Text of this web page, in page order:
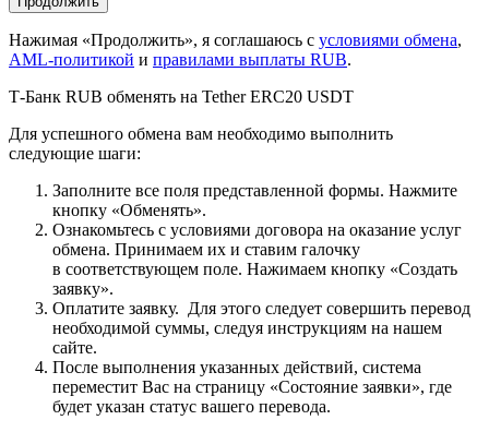
Нажимая «Продолжить», я соглашаюсь с условиями обмена,
AML-политикой и правилами выплаты RUB.
Т-Банк RUB обменять на Tether ERC20 USDT
Для успешного обмена вам необходимо выполнить
следующие шаги:
Заполните все поля представленной формы. Нажмите
кнопку «Обменять».
Ознакомьтесь с условиями договора на оказание услуг
обмена. Принимаем их и ставим галочку
в соответствующем поле. Нажимаем кнопку «Создать
заявку».
Оплатите заявку. Для этого следует совершить перевод
необходимой суммы, следуя инструкциям на нашем
сайте.
После выполнения указанных действий, система
переместит Вас на страницу «Состояние заявки», где
будет указан статус вашего перевода.